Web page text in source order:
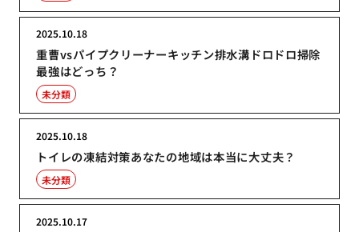
重曹vsパイプクリーナーキッチン排水溝ドロドロ掃除
最強はどっち？
2025.10.18
未分類
トイレの凍結対策あなたの地域は本当に大丈夫？
2025.10.18
未分類
2025.10.17